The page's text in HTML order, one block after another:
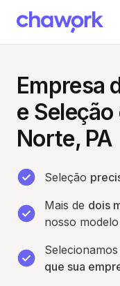
Empresa
e
Norte, PA
Seleção
Mais de dois
nosso
que sua